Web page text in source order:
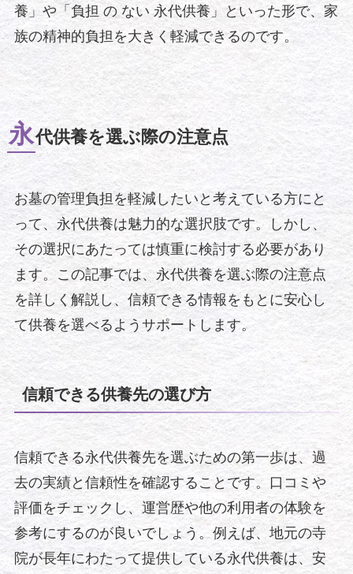
養」や「負担 の ない 永代供養」といった形で、家
族の精神的負担を大きく軽減できるのです。
永代供養を選ぶ際の注意点
お墓の管理負担を軽減したいと考えている方にと
って、永代供養は魅力的な選択肢です。しかし、
その選択にあたっては慎重に検討する必要があり
ます。この記事では、永代供養を選ぶ際の注意点
を詳しく解説し、信頼できる情報をもとに安心し
て供養を選べるようサポートします。
信頼できる供養先の選び方
信頼できる永代供養先を選ぶための第一歩は、過
去の実績と信頼性を確認することです。口コミや
評価をチェックし、運営歴や他の利用者の体験を
参考にするのが良いでしょう。例えば、地元の寺
院が長年にわたって提供している永代供養は、安